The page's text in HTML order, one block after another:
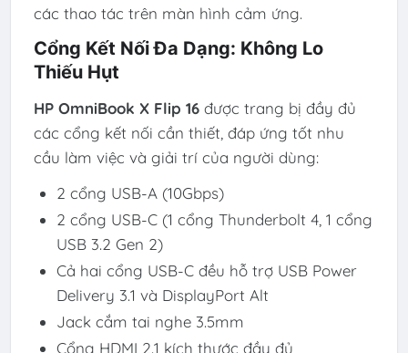
các thao tác trên màn hình cảm ứng.
Cổng Kết Nối Đa Dạng: Không Lo
Thiếu Hụt
HP OmniBook X Flip 16được trang bị đầy đủ
các cổng kết nối cần thiết, đáp ứng tốt nhu
cầu làm việc và giải trí của người dùng:
2 cổng USB-A (10Gbps)
2 cổng USB-C (1 cổng Thunderbolt 4, 1 cổng
USB 3.2 Gen 2)
Cả hai cổng USB-C đều hỗ trợ USB Power
Delivery 3.1 và DisplayPort Alt
Jack cắm tai nghe 3.5mm
Cổng HDMI 2.1 kích thước đầy đủ